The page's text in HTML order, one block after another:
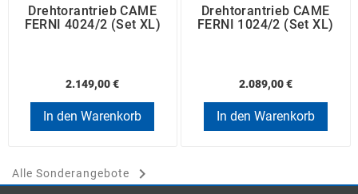
Drehtorantrieb CAME
FERNI 4024/2 (Set XL)
2.149,00 €
In den Warenkorb
Drehtorantrieb CAME
FERNI 1024/2 (Set XL)
2.089,00 €
In den Warenkorb
Alle Sonderangebote 